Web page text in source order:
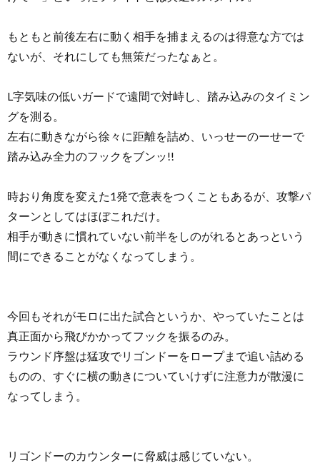
もともと前後左右に動く相手を捕まえるのは得意な方では
ないが、それにしても無策だったなぁと。
L字気味の低いガードで遠間で対峙し、踏み込みのタイミン
グを測る。
左右に動きながら徐々に距離を詰め、いっせーのーせーで
踏み込み全力のフックをブンッ!!
時おり角度を変えた1発で意表をつくこともあるが、攻撃パ
ターンとしてはほぼこれだけ。
相手が動きに慣れていない前半をしのがれるとあっという
間にできることがなくなってしまう。
今回もそれがモロに出た試合というか、やっていたことは
真正面から飛びかかってフックを振るのみ。
ラウンド序盤は猛攻でリゴンドーをロープまで追い詰める
ものの、すぐに横の動きについていけずに注意力が散漫に
なってしまう。
リゴンドーのカウンターに脅威は感じていない。